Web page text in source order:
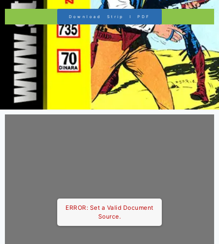
Download Strip I PDF
ERROR: Set a Valid Document
Source.